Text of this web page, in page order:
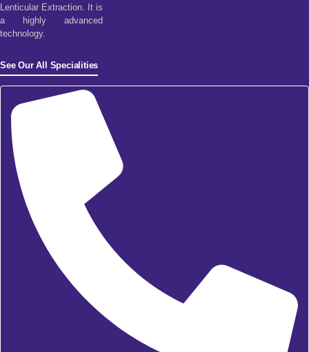
Lenticular Extraction. It is
a highly advanced
technology.
See Our All Specialities